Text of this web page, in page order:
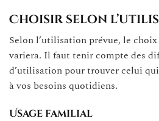
Choisir selon
Selon l’utilisation prévue, le
variera. Il faut tenir compte des
d’utilisation pour trouver celui
à vos besoins quotidiens.
Usage familial